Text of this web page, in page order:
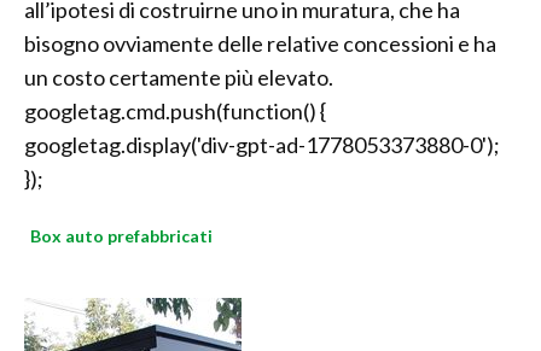
all’ipotesi di costruirne uno in muratura, che ha
bisogno ovviamente delle relative concessioni e ha
un costo certamente più elevato.
googletag.cmd.push(function() {
googletag.display('div-gpt-ad-1778053373880-0');
});
Box auto prefabbricati